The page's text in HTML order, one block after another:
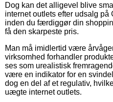
Dog kan det alligevel blive
internet outlets efter udsalg på
inden du færdiggør din
få den skarpeste pris.
Man må imidlertid være
virksomhed forhandler
ses som urealistisk
være en indikator for en
dog en del af et regulativ,
uægte internet outlets.